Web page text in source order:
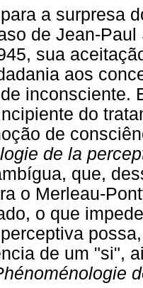
a surpresa
de Jean-
sua
aos
inconsciente.
do
de
de la
que,
o Merleau-
o que
de um "si",